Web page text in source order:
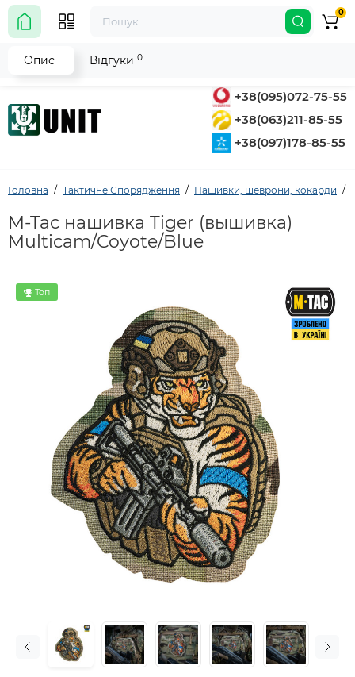
+38(095)072-75-55
+38(063)211-85-55
+38(097)178-85-55
0
Головна Тактичне Спорядження Нашивки, шеврони, кокарди
M-Tac нашивка Tiger (вышивка)
Multicam/Coyote/Blue
Топ
Опис Відгуки 0